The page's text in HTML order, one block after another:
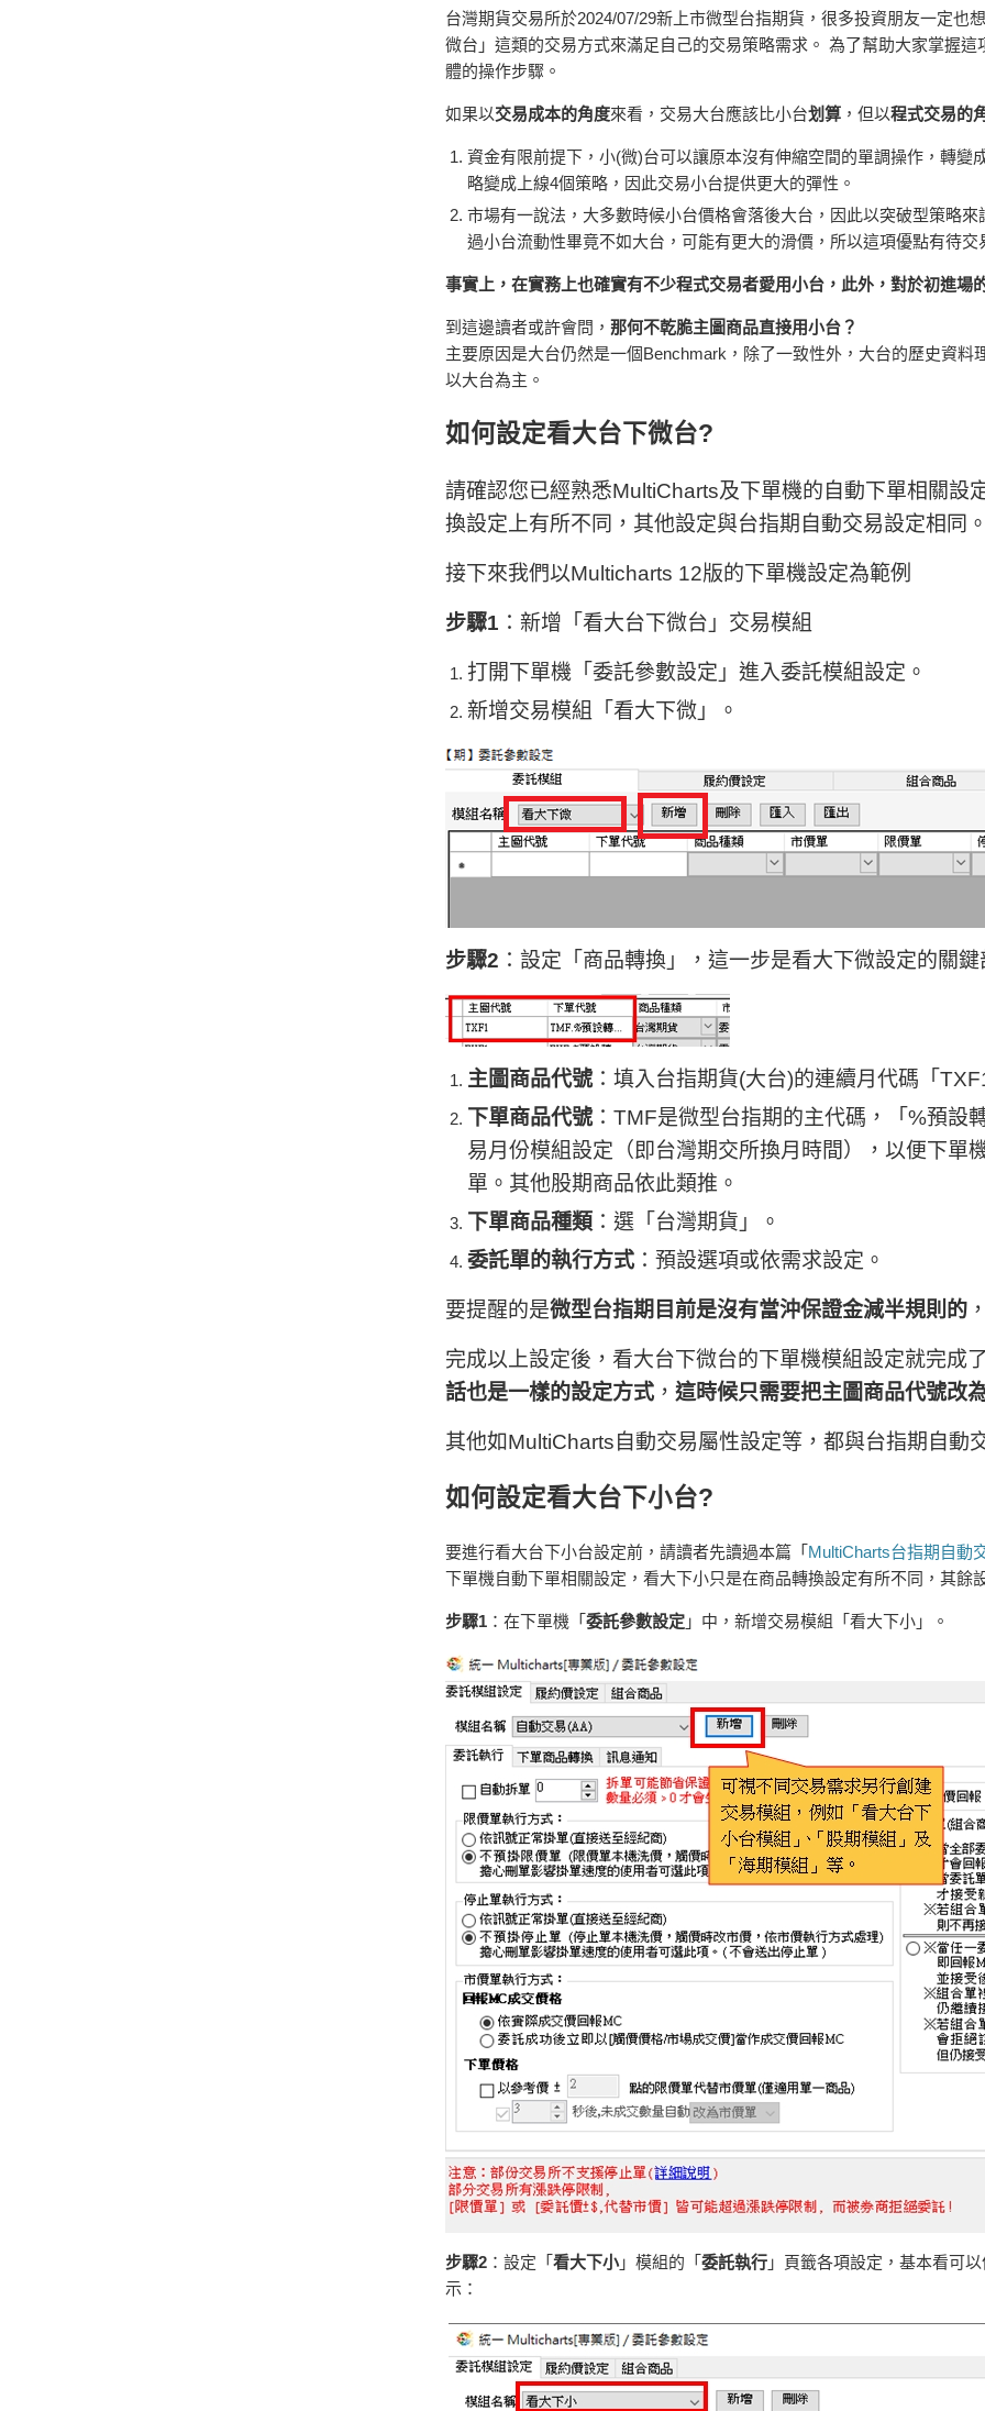
台灣期貨交易所於2024/07/29新上市微型台指期貨，很多投資朋友一定也
微台」這類的交易方式來滿足自己的交易策略需求。 為了幫助大家掌握
體的操作步驟。
如果以交易成本的角度來看，交易大台應該比小台划算，但以程式交易的
資金有限前提下，小(微)台可以讓原本沒有伸縮空間的單調操作，轉變
略變成上線4個策略，因此交易小台提供更大的彈性。
市場有一說法，大多數時候小台價格會落後大台，因此以突破型策略
過小台流動性畢竟不如大台，可能有更大的滑價，所以這項優點有待交
事實上，在實務上也確實有不少程式交易者愛用小台，此外，對於初進場
到這邊讀者或許會問， 那何不乾脆主圖商品直接用小台？
主要原因是大台仍然是一個Benchmark，除了一致性外，大台的歷史資
以大台為主。
如何設定看大台下微台?
請確認您已經熟悉MultiCharts及下單機的自動下單相關設
換設定上有所不同，其他設定與台指期自動交易設定相同
接下來我們以Multicharts 12版的下單機設定為範例
步驟1 ：新增「看大台下微台」交易模組
打開下單機「委託參數設定」進入委託模組設定。
新增交易模組「看大下微」。
步驟2 ：設定「商品轉換」，這一步是看大下微設定的關
主圖商品代號：填入台指期貨(大台)的連續月代碼「
下單商品代號：TMF是微型台指期的主代碼，「%預設
易月份模組設定（即台灣期交所換月時間），以便下單
單。其他股期商品依此類推。
下單商品種類：選「台灣期貨」。
委託單的執行方式：預設選項或依需求設定。
要提醒的是微型台指期目前是沒有當沖保證金減半規則的
完成以上設定後，看大台下微台的下單機模組設定就完成
話也是一樣的設定方式， 這時候只需要把主圖商品代號改
其他如MultiCharts自動交易屬性設定等，都與台指期自動
如何設定看大台下小台?
要進行看大台下小台設定前，請讀者先讀過本篇「 MultiCharts台指期自動
下單機自動下單相關設定，看大下小只是在商品轉換設定有所不同，其餘
步驟1：在下單機「 委託參數設定」中，新增交易模組「看大下小」。
步驟2：設定「 看大下小」模組的「 委託執行」頁籤各項設定，基本看可
示：